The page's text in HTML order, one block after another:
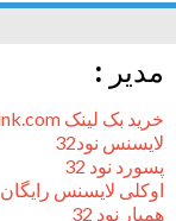
مدیر :
خرید بک لینک behtarinbacklink.com
لایسنس نود32
پسورد نود 32
اوکلی لایسنس رایگان
همیار نود 32